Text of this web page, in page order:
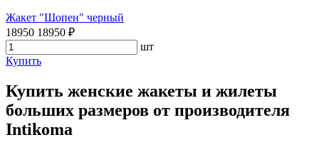
Жакет "Шопен" черный
18950 18950 ₽
шт
Купить
Купить женские жакеты и жилеты
больших размеров от производителя
Intikoma